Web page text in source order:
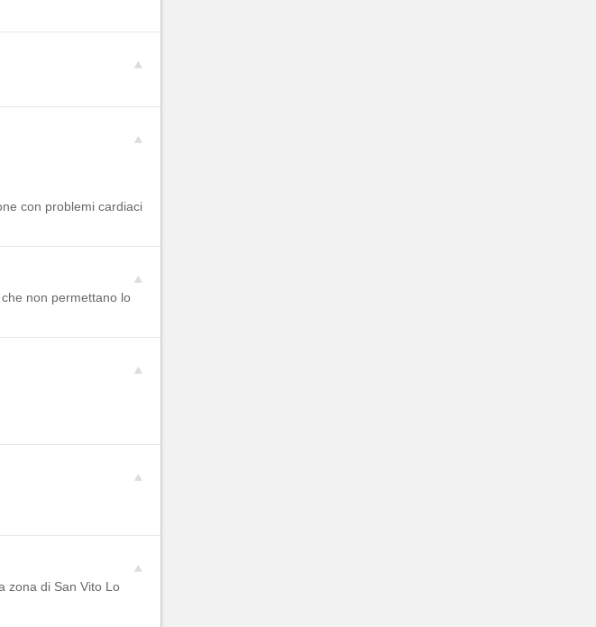
con problemi cardiaci
non permettano lo
zona di San Vito Lo